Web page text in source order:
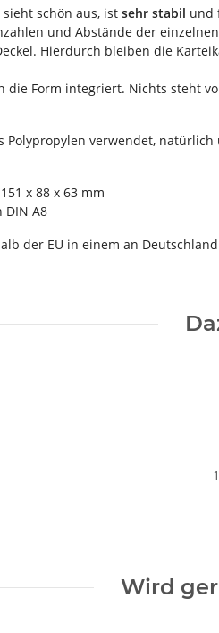
sieht schön aus, ist sehr stabil und
und Abstände der
Hierdurch bleiben die
die Form integriert. Nichts steht
Polypropylen verwendet,
x 88 x 63 mm
DIN A8
der EU in einem an
Wird